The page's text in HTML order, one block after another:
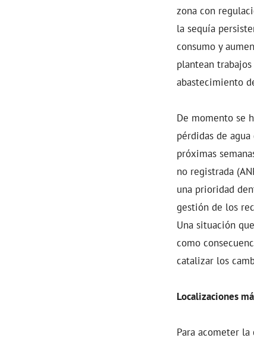
zona con
la sequía
consumo y
plantean
abastecimiento
De momento se
pérdidas de
próximas
no registrada
una prioridad
gestión de los
Una situación
como
catalizar los
Localizaciones
Para acometer